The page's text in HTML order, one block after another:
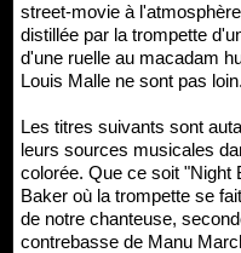
street-movie à
distillée par la trompette
d'une ruelle au macadam
Louis Malle ne sont pas
Les titres suivants sont
leurs sources musicales
colorée. Que ce soit "Night
Baker où la trompette se
de notre chanteuse,
contrebasse de Manu